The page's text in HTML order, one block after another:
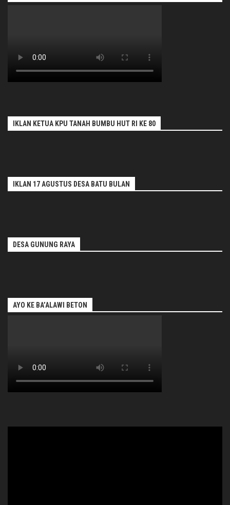
IKLAN KETUA KPU TANAH BUMBU HUT RI KE 80
IKLAN 17 AGUSTUS DESA BATU BULAN
DESA GUNUNG RAYA
AYO KE BA’ALAWI BETON